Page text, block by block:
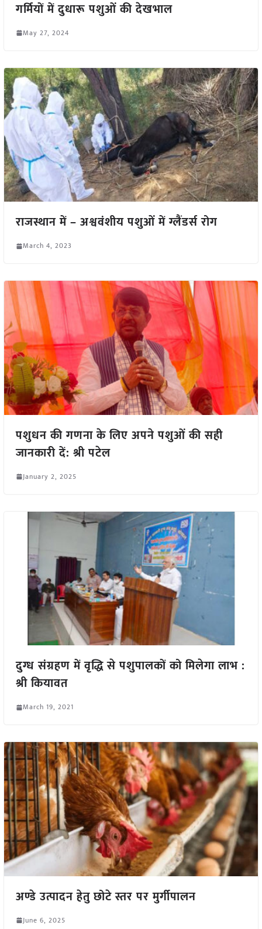
गर्मियों में दुधारू पशुओं की देखभाल
May 27, 2024
राजस्थान में – अश्ववंशीय पशुओं में ग्लैंडर्स रोग
March 4, 2023
पशुधन की गणना के लिए अपने पशुओं की सही
जानकारी दें: श्री पटेल
January 2, 2025
दुग्ध संग्रहण में वृद्धि से पशुपालकों को मिलेगा लाभ :
श्री कियावत
March 19, 2021
अण्डे उत्पादन हेतु छोटे स्तर पर मुर्गीपालन
June 6, 2025